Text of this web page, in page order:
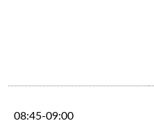
08:45-09:00